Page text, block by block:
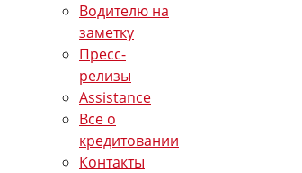
Водителю на
заметку
Пресс-
релизы
Assistance
Все о
кредитовании
Контакты